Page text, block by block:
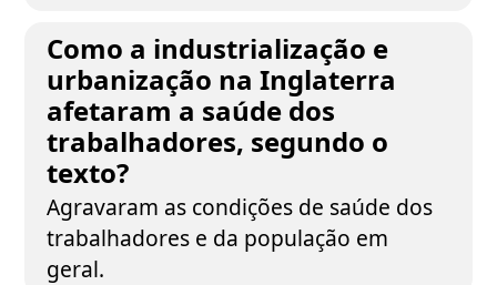
Como a industrialização e
urbanização na Inglaterra
afetaram a saúde dos
trabalhadores, segundo o
texto?
Agravaram as condições de saúde dos
trabalhadores e da população em
geral.